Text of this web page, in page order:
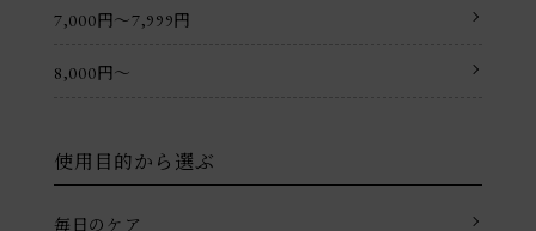
7,000円〜7,999円
8,000円〜
使用目的から選ぶ
毎日のケア